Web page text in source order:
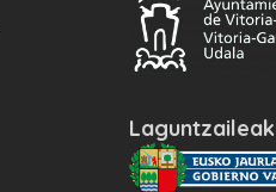
Laguntzaileak